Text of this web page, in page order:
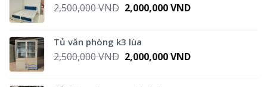
2,500,000VND Original
2,500,000 VND.
2,000,000VNDCurrent
Tủ văn phòng k3 lùa
2,500,000VND Original
2,000,000VNDCurrent